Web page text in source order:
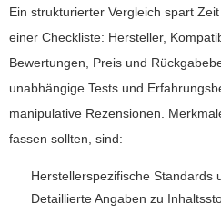
Ein strukturierter Vergleich spart
einer Checkliste: Hersteller,
Bewertungen, Preis und
unabhängige Tests und
manipulative Rezensionen.
fassen sollten, sind:
Herstellerspezifische Standards
Detaillierte Angaben zu